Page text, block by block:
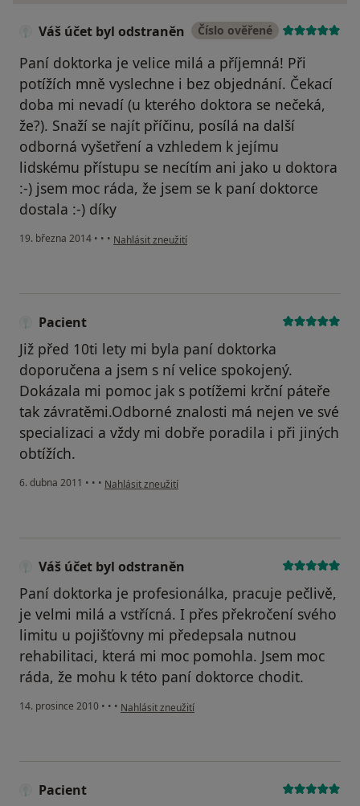
Váš účet byl odstraněn Číslo ověřené
Paní doktorka je velice milá a příjemná! Při
potížích mně vyslechne i bez objednání. Čekací
doba mi nevadí (u kterého doktora se nečeká,
že?). Snaží se najít příčinu, posílá na další
odborná vyšetření a vzhledem k jejímu
lidskému přístupu se necítím ani jako u doktora
:-) jsem moc ráda, že jsem se k paní doktorce
dostala :-) díky
19. března 2014 • • • podle názoru uživatele Váš účet byl odstraněn
Nahlásit zneužití
Pacient
Již před 10ti lety mi byla paní doktorka
doporučena a jsem s ní velice spokojený.
Dokázala mi pomoc jak s potížemi krční páteře
tak závratěmi.Odborné znalosti má nejen ve své
specializaci a vždy mi dobře poradila i při jiných
obtížích.
6. dubna 2011 • • • podle názoru uživatele Pacient
Nahlásit zneužití
Váš účet byl odstraněn
Paní doktorka je profesionálka, pracuje pečlivě,
je velmi milá a vstřícná. I přes překročení svého
limitu u pojišťovny mi předepsala nutnou
rehabilitaci, která mi moc pomohla. Jsem moc
ráda, že mohu k této paní doktorce chodit.
14. prosince 2010 • • • podle názoru uživatele Váš účet byl odstraněn
Nahlásit zneužití
Pacient